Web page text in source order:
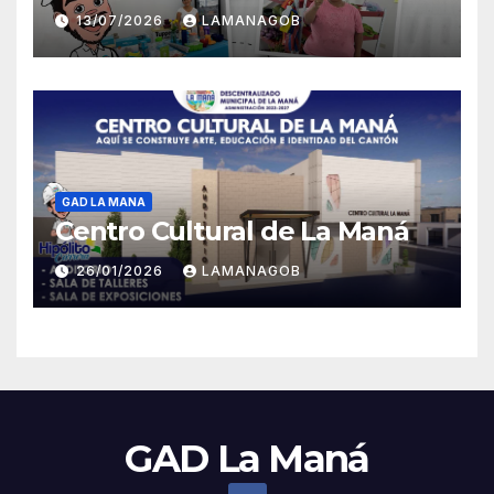
13/07/2026 LAMANAGOB
GAD LA MANA
Centro Cultural de La Maná
26/01/2026 LAMANAGOB
GAD La Maná